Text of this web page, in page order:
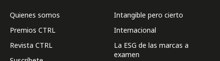
Quienes somos
Premios CTRL
Revista CTRL
Intangible pero cierto
Internacional
La ESG de las marcas a
examen